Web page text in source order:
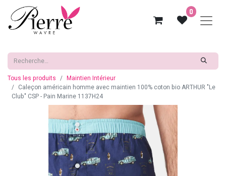
0
Tous les produits
Maintien Intérieur
Caleçon américain homme avec maintien 100% coton bio ARTHUR "Le
Club" CSP - Pain Marine 1137H24